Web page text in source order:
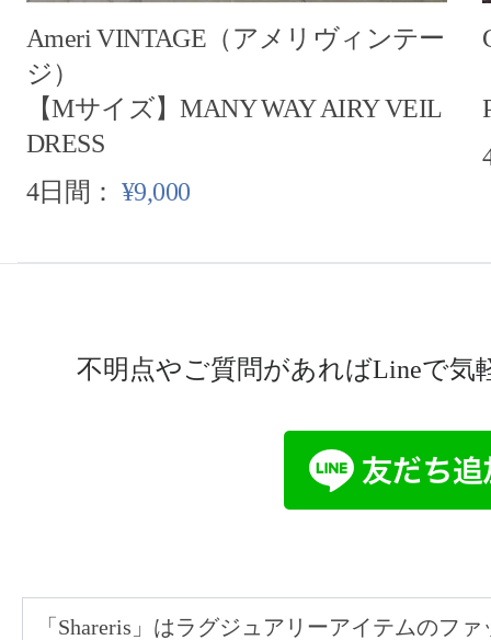
Ameri VINTAGE（アメリヴィンテー
ジ）
【Mサイズ】MANY WAY AIRY VEIL
DRESS
4日間： ¥9,000
不明点やご質問があればLineで気
「Shareris」はラグジュアリーアイテムのフ